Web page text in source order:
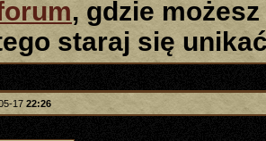
, gdzie
staraj się
17 22:26